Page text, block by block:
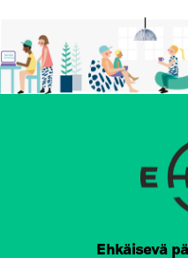
Ehkäisevä